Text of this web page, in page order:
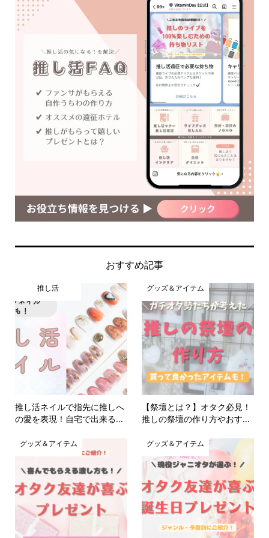
おすすめ記事
推し活
推し活ネイルで指先に推しへ
の愛を表現！自宅で出来る...
グッズ＆アイテム
【祭壇とは？】オタク必見！
推しの祭壇の作り方やおす...
グッズ＆アイテム グッズ＆アイテム